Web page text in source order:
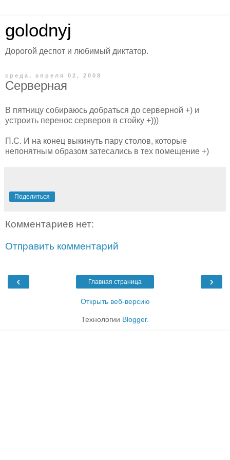
golodnyj
Дорогой деспот и любимый диктатор.
среда, апреля 02, 2008
Серверная
В пятницу собираюсь добраться до серверной +) и
устроить перенос серверов в стойку +)))
П.С. И на конец выкинуть пару столов, которые
непонятным образом затесались в тех помещение +)
Поделиться
Комментариев нет:
Отправить комментарий
‹ ›
Главная страница
Открыть веб-версию
Технологии Blogger.